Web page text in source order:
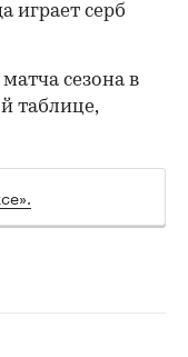
играет серб
сезона в
таблице,